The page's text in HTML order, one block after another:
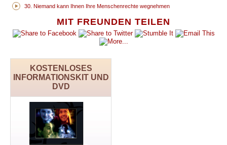
MIT FREUNDEN TEILEN
KOSTENLOSES
INFORMATIONSKIT UND
DVD
30. Niemand kann Ihnen Ihre Menschenrechte wegnehmen